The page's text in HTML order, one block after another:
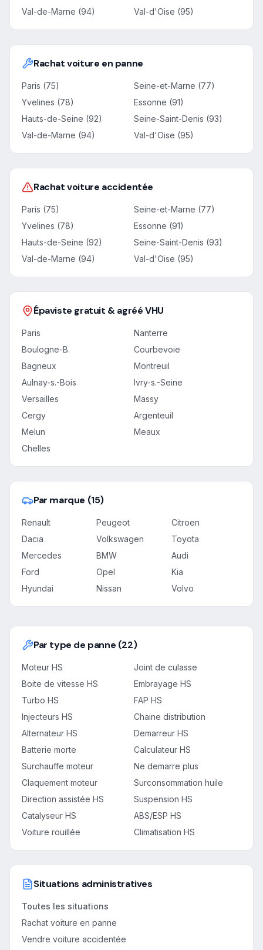
Val-de-Marne (94) Val-d'Oise (95)
Rachat voiture en panne
Paris (75)
Seine-et-Marne (77)
Yvelines (78)
Essonne (91)
Hauts-de-Seine (92)
Seine-Saint-Denis (93)
Val-de-Marne (94)
Val-d'Oise (95)
Rachat voiture accidentée
Paris (75)
Seine-et-Marne (77)
Yvelines (78)
Essonne (91)
Hauts-de-Seine (92)
Seine-Saint-Denis (93)
Val-de-Marne (94)
Val-d'Oise (95)
Épaviste gratuit & agréé VHU
Paris
Nanterre
Boulogne-B.
Courbevoie
Bagneux
Montreuil
Aulnay-s.-Bois
Ivry-s.-Seine
Versailles
Massy
Cergy
Argenteuil
Melun
Meaux
Chelles
Par marque (15)
Renault Peugeot
Citroen
Dacia
Volkswagen
Toyota
Mercedes
BMW
Audi
Ford
Opel
Kia
Hyundai
Nissan Volvo
Par type de panne (22)
Moteur HS
Joint de culasse
Boite de vitesse HS
Embrayage HS
Turbo HS
FAP HS
Injecteurs HS
Chaine distribution
Alternateur HS
Demarreur HS
Batterie morte
Calculateur HS
Surchauffe moteur
Ne demarre plus
Claquement moteur
Surconsommation huile
Direction assistée HS
Suspension HS
Catalyseur HS
ABS/ESP HS
Voiture rouillée
Climatisation HS
Situations administratives
Toutes les situations
Rachat voiture en panne
Vendre voiture accidentée